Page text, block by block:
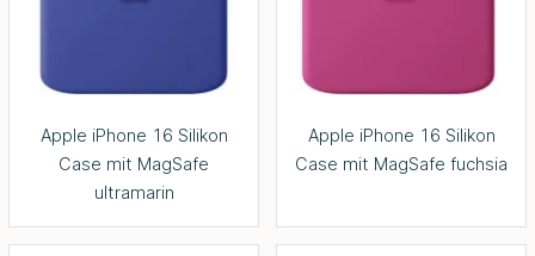
Apple iPhone 16 Silikon
Case mit MagSafe
ultramarin
Apple iPhone 16 Silikon
Case mit MagSafe fuchsia